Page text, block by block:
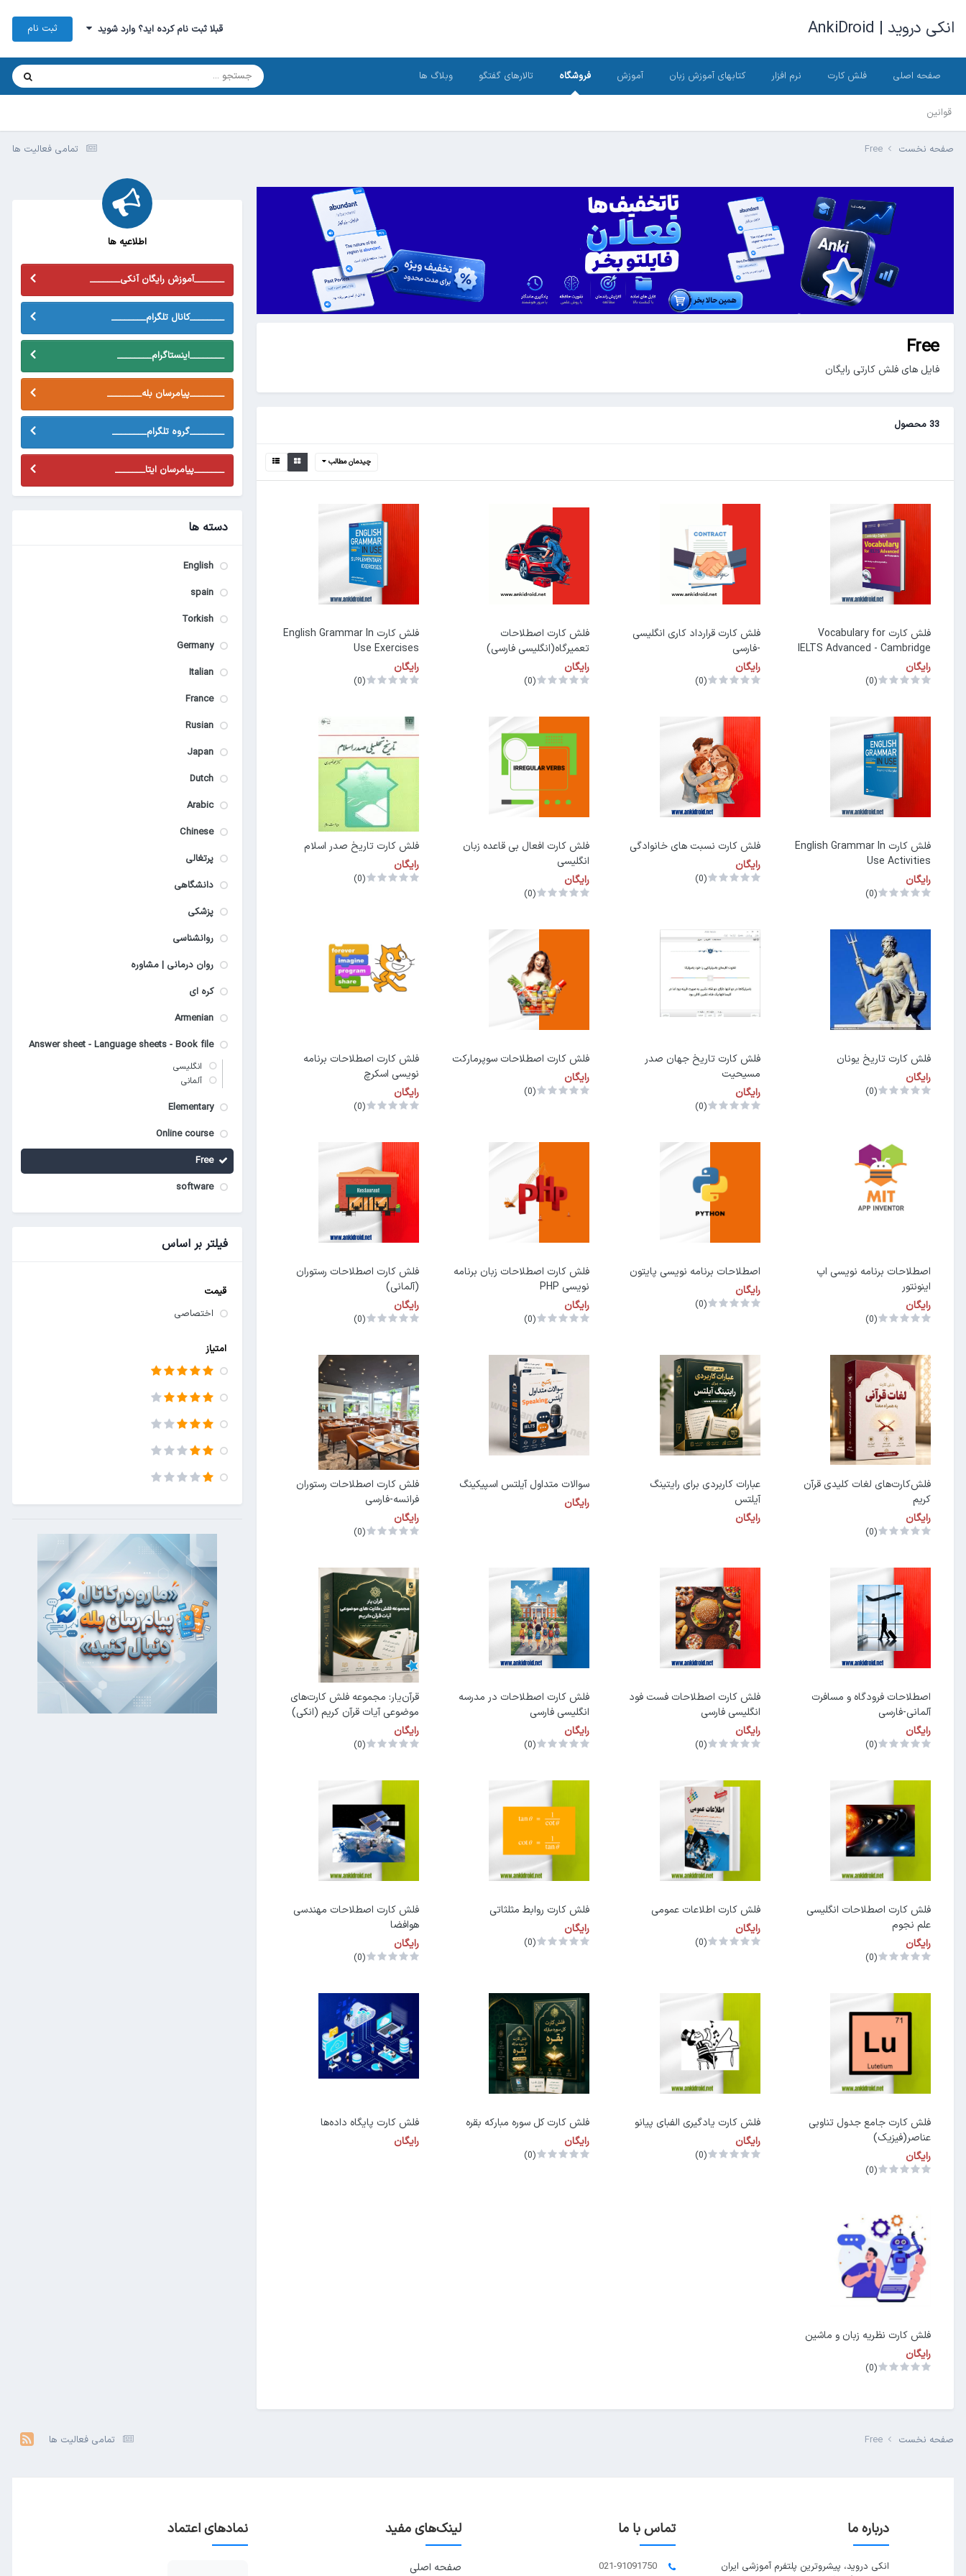
انکی دروید | AnkiDroid قبلا ثبت نام کرده اید؟ وارد شوید ثبت نام
صفحه اصلی فلش کارت نرم افزار کتابهای آموزش زبان آموزش فروشگاه
قوانین
تالارهای گفتگو وبلاگ ها
تمامی فعالیت ها صفحه نخست Free
Free
فایل های فلش کارتی رایگان
33 محصول
چیدمان مطالب
فلش کارت Vocabulary for
IELTS Advanced - Cambridge
رایگان
(0)
فلش کارت قرارداد کاری انگلیسی
-فارسی
رایگان
(0)
فلش کارت اصطلاحات
تعمیرگاه(انگلیسی فارسی)
رایگان
(0)
فلش کارت English Grammar In
Use Exercises
رایگان
(0)
فلش کارت English Grammar In
Use Activities
رایگان
(0)
فلش کارت نسبت های خانوادگی
رایگان
(0)
فلش کارت افعال بی قاعده زبان
انگلیسی
رایگان
(0)
فلش کارت تاریخ صدر اسلام
رایگان
(0)
فلش کارت تاریخ یونان
رایگان
(0)
فلش کارت تاریخ جهان صدر
مسیحیت
رایگان
(0)
فلش کارت اصطلاحات سوپرمارکت
رایگان
(0)
فلش کارت اصطلاحات برنامه
نویسی اسکرچ
رایگان
(0)
اصطلاحات برنامه نویسی اپ
اینونتور
رایگان
(0)
اصطلاحات برنامه نویسی پایتون
رایگان
(0)
فلش کارت اصطلاحات زبان برنامه
نویسی PHP
رایگان
(0)
فلش کارت اصطلاحات رستوران
(آلمانی)
رایگان
(0)
فلش‌کارت‌های لغات کلیدی قرآن
کریم
رایگان
(0)
عبارات کاربردی برای رایتینگ
آیلتس
رایگان
سوالات متداول آیلتس اسپیکینگ
رایگان
فلش کارت اصطلاحات رستوران
فرانسه-فارسی
رایگان
(0)
اصطلاحات فرودگاه و مسافرت
آلمانی-فارسی
رایگان
(0)
فلش کارت اصطلاحات فست فود
انگلیسی فارسی
رایگان
(0)
فلش کارت اصطلاحات در مدرسه
انگلیسی فارسی
رایگان
(0)
قرآن‌یار: مجموعه فلش کارت‌های
موضوعی آیات قرآن کریم (انکی)
رایگان
(0)
فلش کارت اصطلاحات انگلیسی
علم نجوم
رایگان
(0)
فلش کارت اطلاعات عمومی
رایگان
(0)
فلش کارت روابط مثلثاتی
رایگان
(0)
فلش کارت اصطلاحات مهندسی
هوافضا
رایگان
(0)
فلش کارت جامع جدول تناوبی
عناصر(فیزیک)
رایگان
(0)
فلش کارت یادگیری الفبای پیانو
رایگان
(0)
فلش کارت کل سوره مبارکه بقره
رایگان
(0)
فلش کارت پایگاه داده‌ها
رایگان
فلش کارت نظریه زبان و ماشین
رایگان
(0)
اطلاعیه ها
_______آموزش رایگان آنکی_______
________کانال تلگرام________
________اینستاگرام________
________پیامرسان بله________
________گروه تلگرام________
_______پیامرسان ایتا_______
دسته ها
English
spain
Torkish
Germany
Italian
France
Rusian
Japan
Dutch
Arabic
Chinese
پرتغالی
دانشگاهی
پزشکی
روانشناسی
روان درمانی | مشاوره
کره ای
Armenian
Answer sheet - Language sheets - Book file
انگلیسی
آلمانی
Elementary
Online course
Free
software
فیلتر بر اساس
قیمت
اختصاصی
امتیاز
تمامی فعالیت ها صفحه نخست Free
درباره ما
انکی دروید، پیشروترین پلتفرم آموزشی ایران
تماس با ما
021-91091750
لینک‌های مفید
صفحه اصلی
نمادهای اعتماد